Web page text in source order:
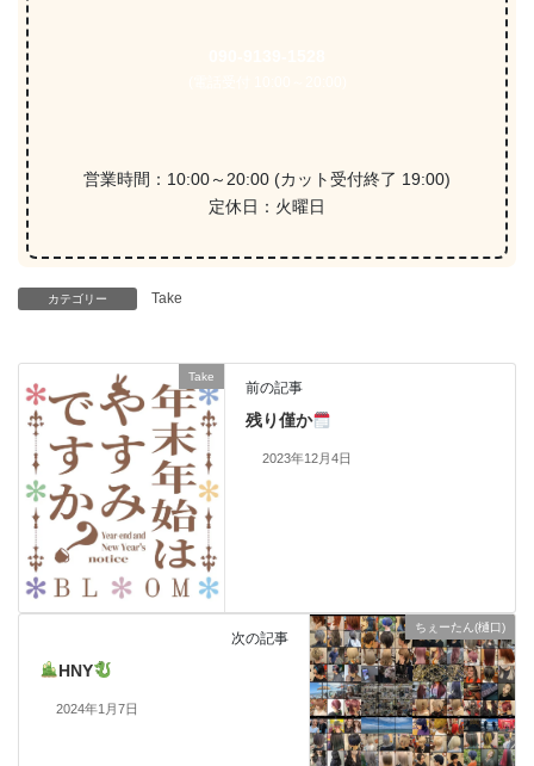
営業時間：10:00～20:00 (カット受付終了 19:00)
定休日：火曜日
カテゴリー Take
Take
前の記事
残り僅か
2023年12月4日
ちぇーたん(樋口)
次の記事
HNY
2024年1月7日